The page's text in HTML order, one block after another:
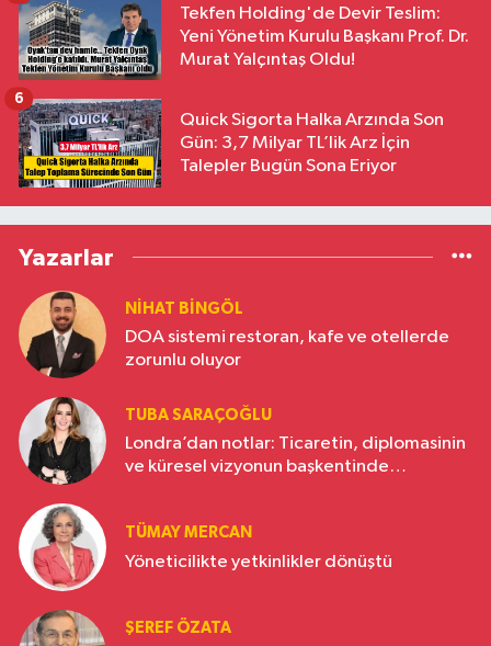
Tekfen Holding'de Devir Teslim:
Yeni Yönetim Kurulu Başkanı Prof. Dr.
Murat Yalçıntaş Oldu!
Quick Sigorta Halka Arzında Son
Gün: 3,7 Milyar TL’lik Arz İçin
Talepler Bugün Sona Eriyor
6
Yazarlar
NIHAT BINGÖL
DOA sistemi restoran, kafe ve otellerde
zorunlu oluyor
TUBA SARAÇOĞLU
Londra’dan notlar: Ticaretin, diplomasinin
ve küresel vizyonun başkentinde
TÜMAY MERCAN
Yöneticilikte yetkinlikler dönüştü
ŞEREF ÖZATA